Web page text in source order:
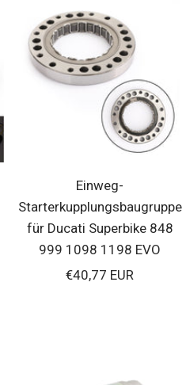
Einweg-
Starterkupplungsbaugruppe
für Ducati Superbike 848
999 1098 1198 EVO
Verkaufspreis
€40,77 EUR